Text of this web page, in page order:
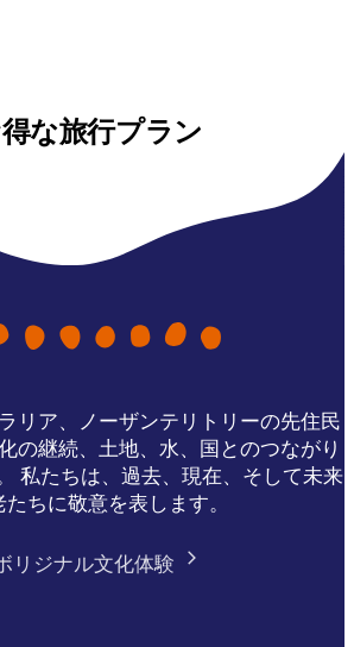
な旅行プラン
リア、ノーザンテリトリーの先住民
の継続、土地、水、国とのつながり
私たちは、過去、現在、そして未来
ちに敬意を表します。
リジナル文化体験